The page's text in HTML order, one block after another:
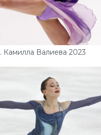
Камилла Валиева 2023